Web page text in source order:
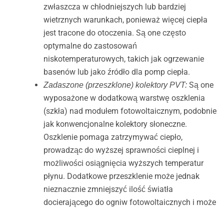
zwłaszcza w chłodniejszych lub bardziej
wietrznych warunkach, ponieważ więcej ciepła
jest tracone do otoczenia. Są one często
optymalne do zastosowań
niskotemperaturowych, takich jak ogrzewanie
basenów lub jako źródło dla pomp ciepła.
Zadaszone (przeszklone) kolektory PVT:Są one
wyposażone w dodatkową warstwę oszklenia
(szkła) nad modułem fotowoltaicznym, podobnie
jak konwencjonalne kolektory słoneczne.
Oszklenie pomaga zatrzymywać ciepło,
prowadząc do wyższej sprawności cieplnej i
możliwości osiągnięcia wyższych temperatur
płynu. Dodatkowe przeszklenie może jednak
nieznacznie zmniejszyć ilość światła
docierającego do ogniw fotowoltaicznych i może